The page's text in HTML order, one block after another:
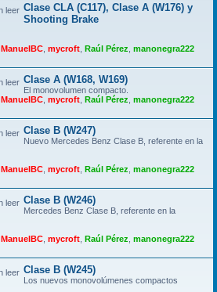
Clase CLA (C117), Clase A (W176) y
Shooting Brake
ManuelBC mycroft Raúl Pérez manonegra222
Clase A (W168, W169)
El monovolumen compacto.
ManuelBC mycroft Raúl Pérez manonegra222
Clase B (W247)
Nuevo Mercedes Benz Clase B, referente en la
ManuelBC mycroft Raúl Pérez manonegra222
Clase B (W246)
Mercedes Benz Clase B, referente en la
ManuelBC mycroft Raúl Pérez manonegra222
Clase B (W245)
Los nuevos monovolúmenes compactos